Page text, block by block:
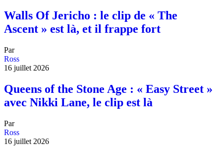
Walls Of Jericho : le clip de « The
Ascent » est là, et il frappe fort
Par
Ross
16 juillet 2026
Queens of the Stone Age : « Easy Street »
avec Nikki Lane, le clip est là
Par
Ross
16 juillet 2026